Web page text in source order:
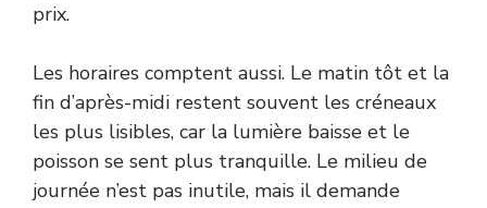
prix.
Les horaires comptent aussi. Le matin tôt et la
fin d’après-midi restent souvent les créneaux
les plus lisibles, car la lumière baisse et le
poisson se sent plus tranquille. Le milieu de
journée n’est pas inutile, mais il demande